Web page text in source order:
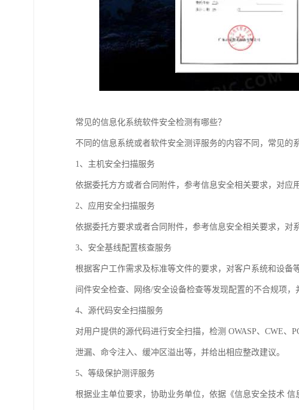
常见的信息化系统软件安全检测有哪些？
不同的信息系统或者软件安全测评服务的内容不同，常见的
1、主机安全扫描服务
依据委托方方或者合同附件，参考信息安全相关要求，对应
2、应用安全扫描服务
依据委托方要求或者合同附件，参考信息安全相关要求，对
3、安全基线配置核查服务
根据客户工作需求及标准等文件的要求，对客户系统和设
间件安全检查、网络/安全设备检查等发现配置的不合规项，
4、源代码安全扫描服务
对用户提供的源代码进行安全扫描，检测 OWASP、CWE
泄漏、命令注入、缓冲区溢出等，并给出相应整改建议。
5、等级保护测评服务
根据业主单位要求，协助业务单位，依据《信息安全技术